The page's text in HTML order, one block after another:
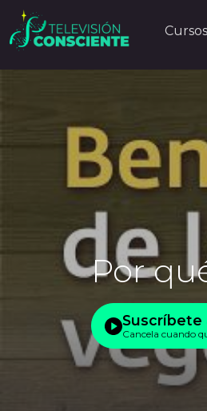
Cursos
Por
Suscríbete
Cancela cuando